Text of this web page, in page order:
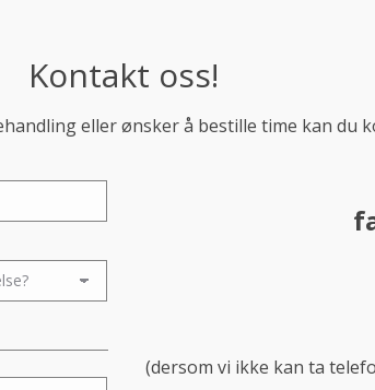
Kontakt oss!
eller ønsker å bestille time kan du
(dersom vi ikke kan ta